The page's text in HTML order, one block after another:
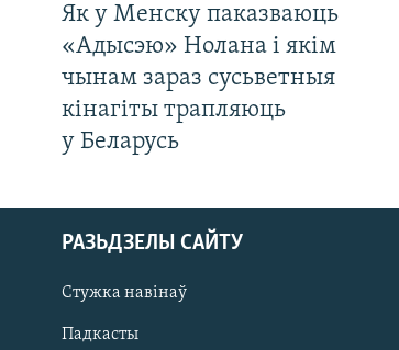
Як у Менску паказваюць
«Адысэю» Нолана і якім
чынам зараз сусьветныя
кінагіты трапляюць
у Беларусь
РАЗЬДЗЕЛЫ САЙТУ
Стужка навінаў
Падкасты